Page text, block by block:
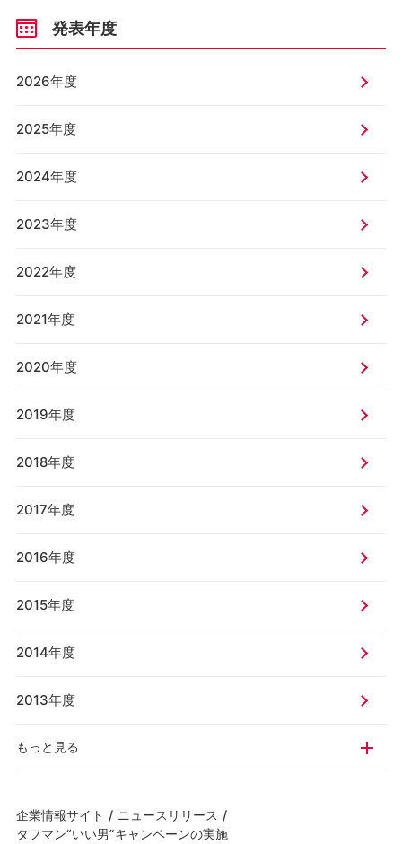
発表年度
2026年度
2025年度
2024年度
2023年度
2022年度
2021年度
2020年度
2019年度
2018年度
2017年度
2016年度
2015年度
2014年度
2013年度
もっと見る
企業情報サイト / ニュースリリース /
タフマン“いい男”キャンペーンの実施